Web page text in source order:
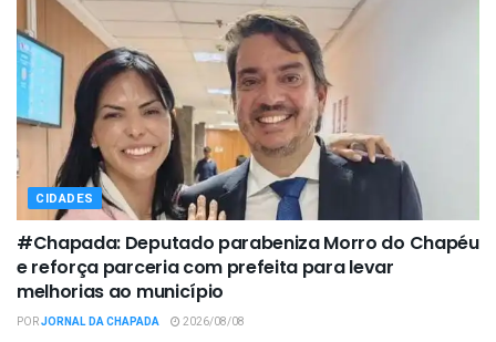
CIDADES
#Chapada: Deputado parabeniza Morro do Chapéu
e reforça parceria com prefeita para levar
melhorias ao município
PORJORNAL DA CHAPADA 2026/08/08